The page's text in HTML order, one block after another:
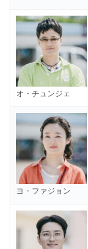
オ・チュンジェ
ヨ・ファジョン